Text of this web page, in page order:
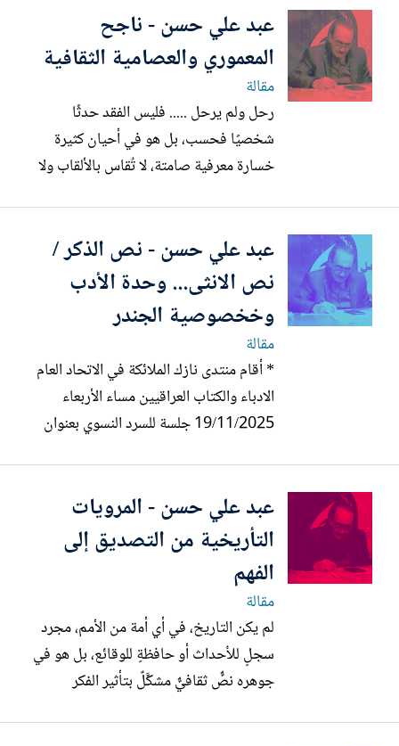
مؤكداً أن جودة الكلام ليست في طوله وإنما
في جمعه للمعاني الكثيرة في ألفاظ قليلة...
عبد علي حسن - ناجح
المعموري والعصامية الثقافية
مقالة
رحل ولم يرحل ..... فليس الفقد حدثًا
شخصيًا فحسب، بل هو في أحيان كثيرة
خسارة معرفية صامتة، لا تُقاس بالألقاب ولا
المعموري ، لا أجد نفسي أمام حزن إنساني
فحسب، بل أمام سيرة ثقافية عصامية نادرة،
تستحق أن تُقرأ بوصفها...
عبد علي حسن - نص الذكر /
نص الانثى... وحدة الأدب
وخخصوصية الجندر
مقالة
* أقام منتدى نازك الملائكة في الاتحاد العام
الادباء والكتاب العراقيين مساء الأربعاء
19/11/2025 جلسة للسرد النسوي بعنوان
ومن اجيال مختلفة وهن انعام كجه جي ،
ميسلون هادي، ولام العطار ، زهراء ناجي ،
وقد تم تكليف الباحثة...
عبد علي حسن - المرويات
التأريخية من التصديق إلى
الفهم
مقالة
لم يكن التاريخ، في أي أمة من الأمم، مجرد
سجلٍ للأحداث أو حافظةٍ للوقائع، بل هو في
جوهره نصٌّ ثقافيٌّ مشكَّلٌ بتأثير الفكر